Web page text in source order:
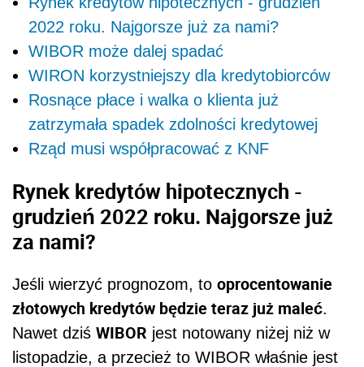
2022 roku. Najgorsze już za nami?
WIBOR może dalej spadać
WIRON korzystniejszy dla kredytobiorców
Rosnące płace i walka o klienta już
zatrzymała spadek zdolności kredytowej
Rząd musi współpracować z KNF
Rynek kredytów hipotecznych -
grudzień 2022 roku. Najgorsze już
za nami?
Jeśli wierzyć prognozom, to oprocentowanie
złotowych kredytów będzie teraz już maleć.
Nawet dziś WIBOR jest notowany niżej niż w
listopadzie, a przecież to WIBOR właśnie jest